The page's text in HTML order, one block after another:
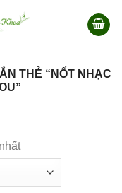
THẺ “NỐT NHẠC